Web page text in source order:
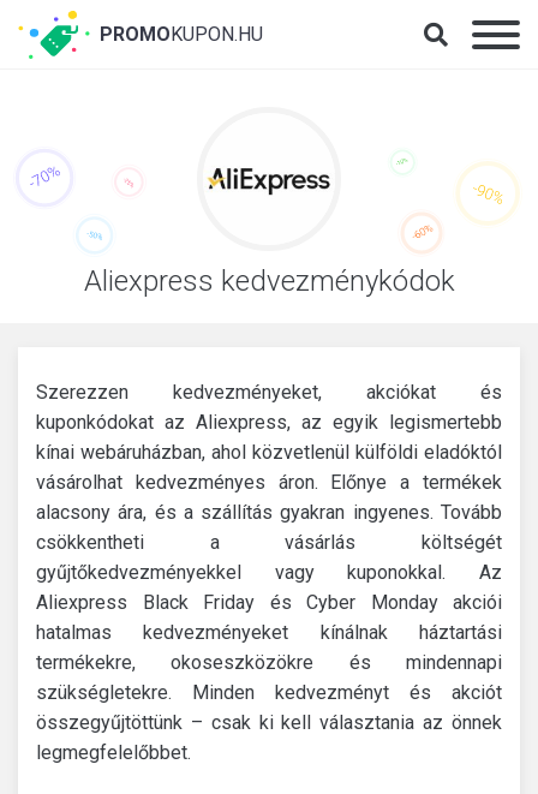
Aliexpress kedvezménykódok
Szerezzen kedvezményeket, akciókat és
kuponkódokat az Aliexpress, az egyik legismertebb
kínai webáruházban, ahol közvetlenül külföldi eladóktól
vásárolhat kedvezményes áron. Előnye a termékek
alacsony ára, és a szállítás gyakran ingyenes. Tovább
csökkentheti a vásárlás költségét
gyűjtőkedvezményekkel vagy kuponokkal. Az
Aliexpress Black Friday és Cyber Monday akciói
hatalmas kedvezményeket kínálnak háztartási
termékekre, okoseszközökre és mindennapi
szükségletekre. Minden kedvezményt és akciót
összegyűjtöttünk – csak ki kell választania az önnek
legmegfelelőbbet.
PROMOKUPON.HU